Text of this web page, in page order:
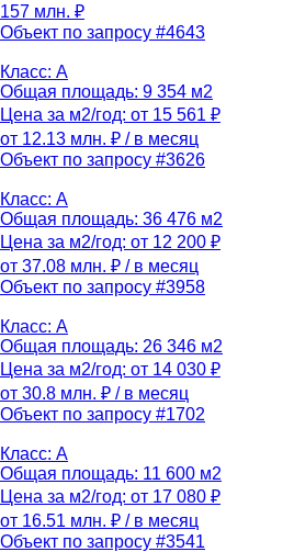
157 млн. ₽
Объект по запросу #4643
Класс: A
Общая площадь: 9 354 м2
Цена за м2/год: от 15 561 ₽
от 12.13 млн. ₽ / в месяц
Объект по запросу #3626
Класс: A
Общая площадь: 36 476 м2
Цена за м2/год: от 12 200 ₽
от 37.08 млн. ₽ / в месяц
Объект по запросу #3958
Класс: A
Общая площадь: 26 346 м2
Цена за м2/год: от 14 030 ₽
от 30.8 млн. ₽ / в месяц
Объект по запросу #1702
Класс: A
Общая площадь: 11 600 м2
Цена за м2/год: от 17 080 ₽
от 16.51 млн. ₽ / в месяц
Объект по запросу #3541